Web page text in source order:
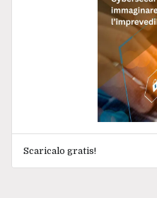
Scaricalo gratis!